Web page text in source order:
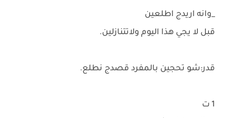
_وانه اريدج اطلعين
قبل لا يجي هذا اليوم ولاتتنازلين.
قدر:شو تحجين بالمفرد قصدج نطلع.
1 ت